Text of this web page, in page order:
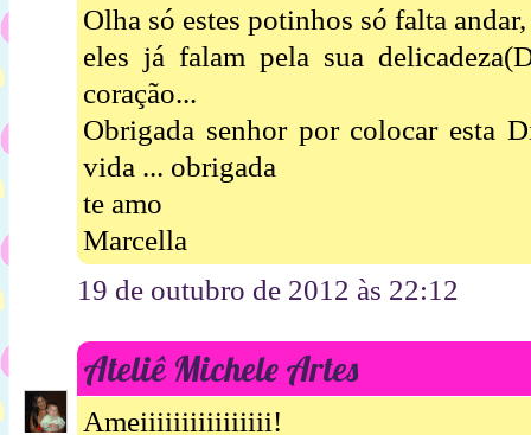
Olha só estes potinhos só falta
eles já falam pela sua
coração...
Obrigada senhor por colocar esta
vida ... obrigada
te amo
Marcella
19 de outubro de 2012 às 22:12
Ateliê Michele Artes
Ameiiiiiiiiiiiiiiii!